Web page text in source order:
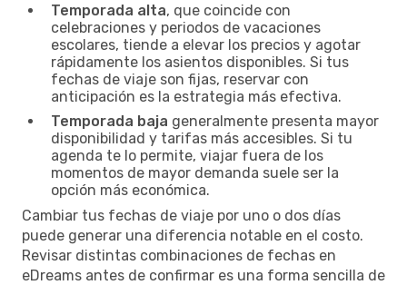
Temporada alta, que coincide con
celebraciones y periodos de vacaciones
escolares, tiende a elevar los precios y agotar
rápidamente los asientos disponibles. Si tus
fechas de viaje son fijas, reservar con
anticipación es la estrategia más efectiva.
Temporada baja generalmente presenta mayor
disponibilidad y tarifas más accesibles. Si tu
agenda te lo permite, viajar fuera de los
momentos de mayor demanda suele ser la
opción más económica.
Cambiar tus fechas de viaje por uno o dos días
puede generar una diferencia notable en el costo.
Revisar distintas combinaciones de fechas en
eDreams antes de confirmar es una forma sencilla de